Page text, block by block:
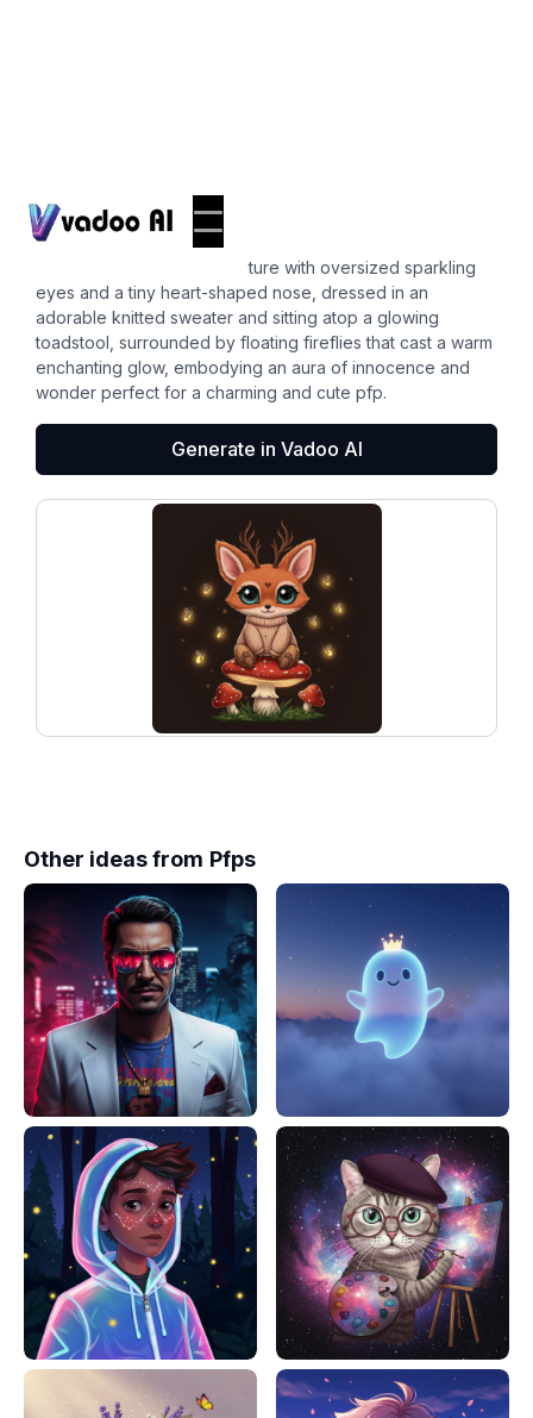
cute pfp
A whimsical woodland creature with oversized sparkling
eyes and a tiny heart-shaped nose, dressed in an
adorable knitted sweater and sitting atop a glowing
toadstool, surrounded by floating fireflies that cast a warm
enchanting glow, embodying an aura of innocence and
wonder perfect for a charming and cute pfp.
Generate in Vadoo AI
Other ideas from Pfps